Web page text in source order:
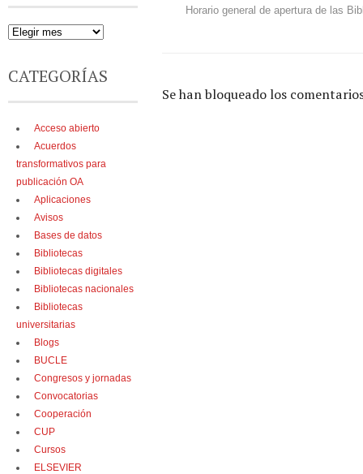
Horario general de apertura de las
Se han bloqueado los
CATEGORÍAS
Acceso abierto
Acuerdos
transformativos para
publicación OA
Aplicaciones
Avisos
Bases de datos
Bibliotecas
Bibliotecas digitales
Bibliotecas nacionales
Bibliotecas
universitarias
Blogs
BUCLE
Congresos y jornadas
Convocatorias
Cooperación
CUP
Cursos
ELSEVIER